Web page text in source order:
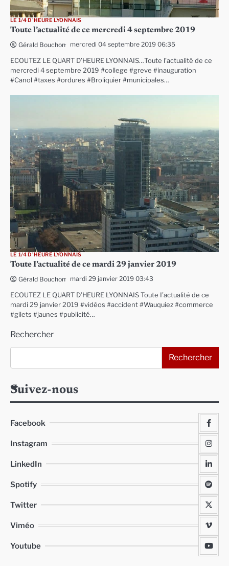
LE 1/4 D'HEURE LYONNAIS
Toute l’actualité de ce mercredi 4 septembre 2019
Gérald Bouchon mercredi 04 septembre 2019 06:35
ECOUTEZ LE QUART D’HEURE LYONNAIS…Toute l’actualité de ce
mercredi 4 septembre 2019 #college #greve #inauguration
#Canol #taxes #ordures #Broliquier #municipales…
LE 1/4 D'HEURE LYONNAIS
Toute I’actualité de ce mardi 29 janvier 2019
Gérald Bouchon mardi 29 janvier 2019 03:43
ECOUTEZ LE QUART D’HEURE LYONNAIS Toute I’actualité de ce
mardi 29 janvier 2019 #vidéos #accident #Wauquiez #commerce
#gilets #jaunes #publicité…
Rechercher
Rechercher
Suivez-nous
Facebook
Instagram
LinkedIn
Spotify
Twitter
Viméo
Youtube